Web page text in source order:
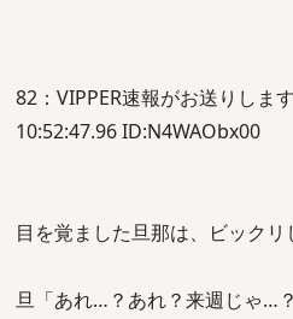
82：VIPPER速報がお送りしま
10:52:47.96 ID:N4WAObx00
目を覚ました旦那は、ビックリ
旦「あれ…？あれ？来週じゃ…？